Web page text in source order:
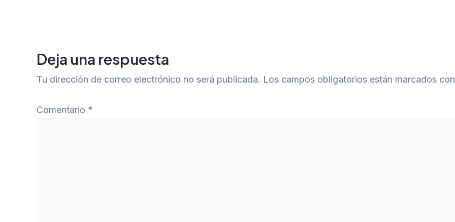
Deja una respuesta
Tu dirección de correo electrónico no será publicada. Los campos obligatorios están marcados con
Comentario *